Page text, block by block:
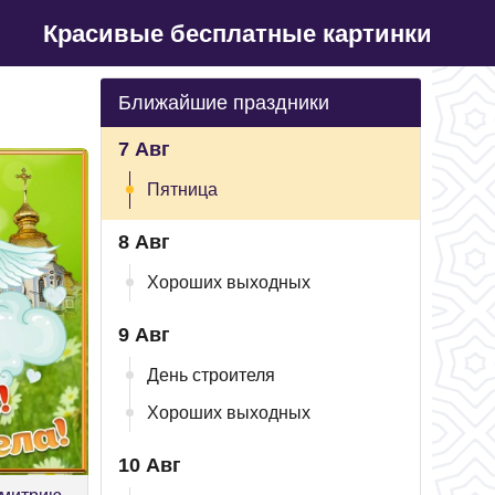
Красивые бесплатные картинки
Ближайшие праздники
7 Авг
Пятница
8 Авг
Хороших выходных
9 Авг
День строителя
Хороших выходных
10 Авг